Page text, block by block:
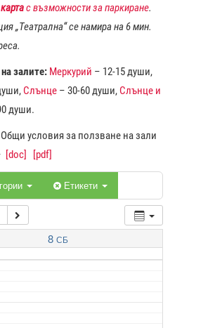
картас възможности за паркиране.
„Театрална“ се намира на 6 мин.
залите: Меркурий – 12-15 души,
Слънце – 30-60 души, Слънце и
души.
условия за ползване на зали
[doc] [pdf]
Етикети
8 СБ